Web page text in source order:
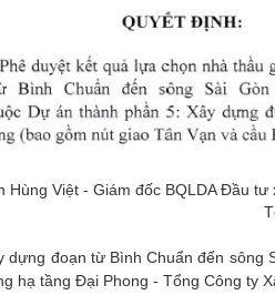
Hùng Việt - Giám đốc BQLDA Đầu
dựng đoạn từ Bình Chuẩn đến
hạ tầng Đại Phong - Tổng Công ty